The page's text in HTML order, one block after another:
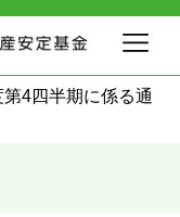
4四半期に係る通